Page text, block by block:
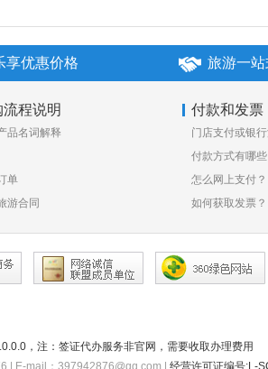
享优惠价格 旅游一
流程说明
品名词解释
单
游合同
付款和发票
门店支付或银
付款方式有哪些
怎么网上支付？
如何获取发票？
，注：签证代办服务非官网，需要收取办理费用
| E-mail：397942876@qq.com | 经营许可证编号:L-